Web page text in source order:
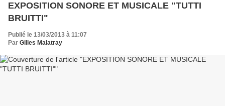
EXPOSITION SONORE ET MUSICALE "TUTTI
BRUITTI"
Publié le 13/03/2013 à 11:07
Par Gilles Malatray